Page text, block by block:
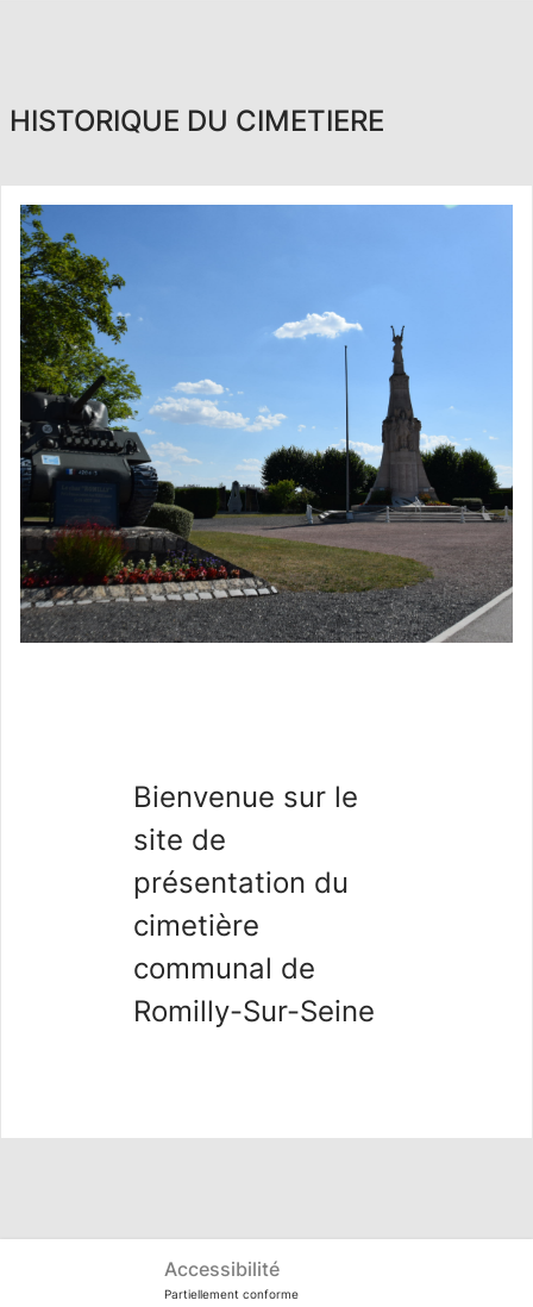
HISTORIQUE DU CIMETIERE
Bienvenue sur le
site de
présentation du
cimetière
communal de
Romilly-Sur-Seine
Accessibilité
Partiellement conforme